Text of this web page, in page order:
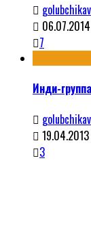
golubchikav
06.07.2014
7
Инди-
golubchikav
19.04.2013
3